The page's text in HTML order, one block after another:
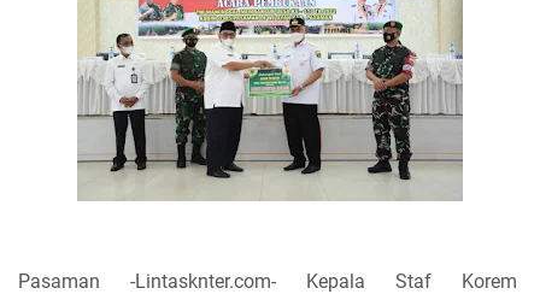
Pasaman -Lintasknter.com- Kepala Staf Korem